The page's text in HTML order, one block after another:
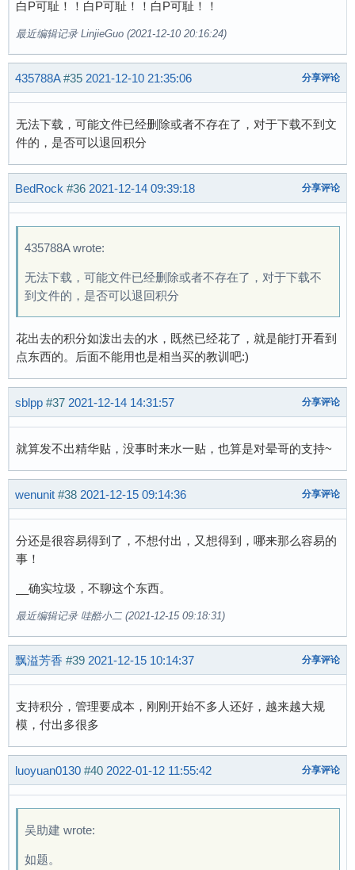
白P可耻！！白P可耻！！白P可耻！！
最近编辑记录 LinjieGuo (2021-12-10 20:16:24)
435788A #35 2021-12-10 21:35:06 分享评论
无法下载，可能文件已经删除或者不存在了，对于下载不到文
件的，是否可以退回积分
BedRock #36 2021-12-14 09:39:18 分享评论
435788A wrote:
无法下载，可能文件已经删除或者不存在了，对于下载不
到文件的，是否可以退回积分
花出去的积分如泼出去的水，既然已经花了，就是能打开看到
点东西的。后面不能用也是相当买的教训吧:)
sblpp #37 2021-12-14 14:31:57 分享评论
就算发不出精华贴，没事时来水一贴，也算是对晕哥的支持~
wenunit #38 2021-12-15 09:14:36 分享评论
分还是很容易得到了，不想付出，又想得到，哪来那么容易的
事！
__确实垃圾，不聊这个东西。
最近编辑记录 哇酷小二 (2021-12-15 09:18:31)
飘溢芳香 #39 2021-12-15 10:14:37 分享评论
支持积分，管理要成本，刚刚开始不多人还好，越来越大规
模，付出多很多
luoyuan0130 #40 2022-01-12 11:55:42 分享评论
吴助建 wrote:
如题。